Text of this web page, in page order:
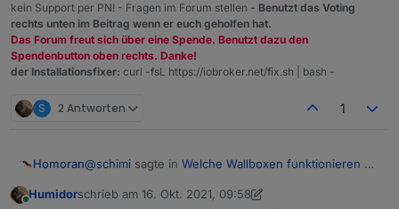
kein Support per PN! - Fragen im Forum stellen - Benutzt das Voting
rechts unten im Beitrag wenn er euch geholfen hat.
Das Forum freut sich über eine Spende. Benutzt dazu den
Spendenbutton oben rechts. Danke!
der Installationsfixer: curl -fsL https://iobroker.net/fix.sh | bash -
S 2 Antworten 1
Homoran@schimi sagte in Welche Wallboxen funktionieren mit
Humidorschrieb am 16. Okt. 2021, 09:58
zuletzt editiert von Humidor